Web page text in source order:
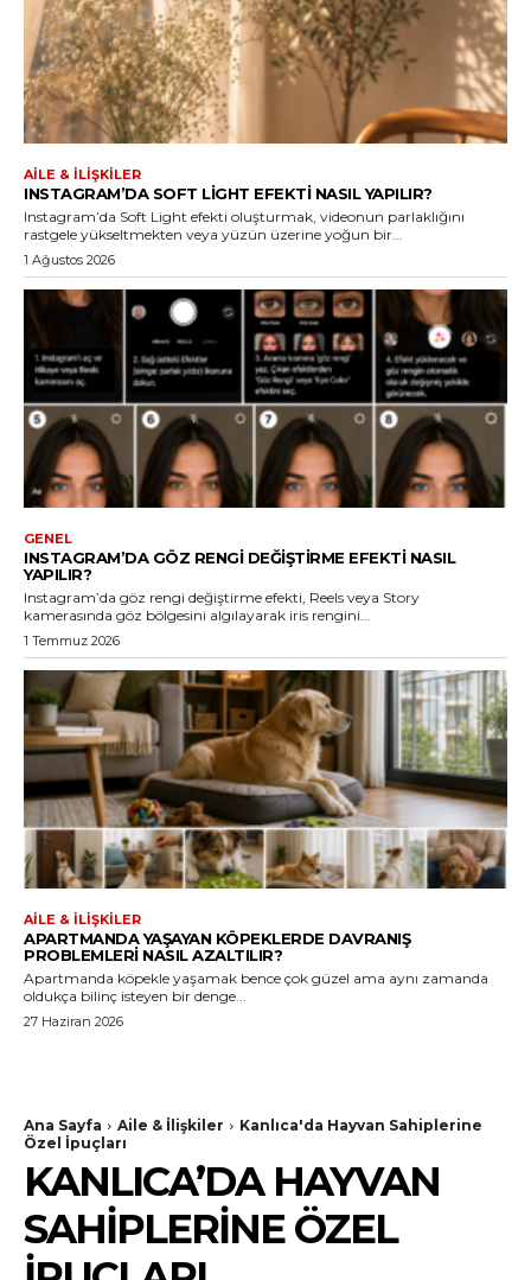
AILE & İLIŞKILER
INSTAGRAM’DA SOFT LIGHT EFEKTI NASIL YAPILIR?
Instagram’da Soft Light efekti oluşturmak, videonun parlaklığını
rastgele yükseltmekten veya yüzün üzerine yoğun bir...
1 Ağustos 2026
GENEL
INSTAGRAM’DA GÖZ RENGI DEĞIŞTIRME EFEKTI NASIL
YAPILIR?
Instagram’da göz rengi değiştirme efekti, Reels veya Story
kamerasında göz bölgesini algılayarak iris rengini...
1 Temmuz 2026
AILE & İLIŞKILER
APARTMANDA YAŞAYAN KÖPEKLERDE DAVRANIŞ
PROBLEMLERI NASIL AZALTILIR?
Apartmanda köpekle yaşamak bence çok güzel ama aynı zamanda
oldukça bilinç isteyen bir denge...
27 Haziran 2026